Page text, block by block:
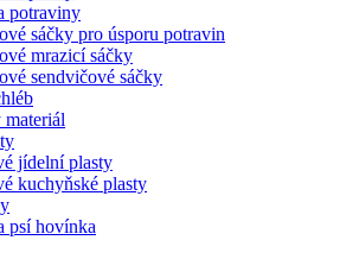
potraviny
sáčky pro úsporu potravin
mrazicí sáčky
sendvičové sáčky
jídelní plasty
kuchyňské plasty
psí hovínka